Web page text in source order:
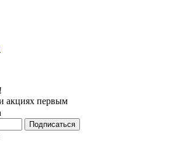
акциях первым